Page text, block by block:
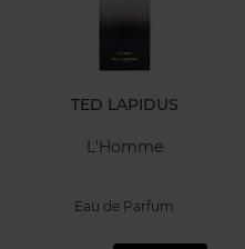
TED LAPIDUS
L'Homme
Eau de Parfum